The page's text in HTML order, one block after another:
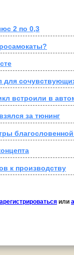
2 по 0,3
для
встроили в
за тюнинг
к производству
или